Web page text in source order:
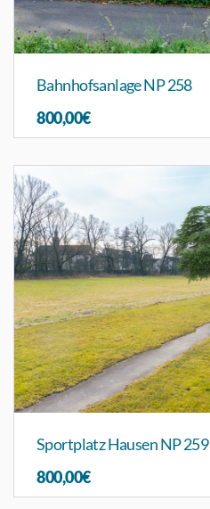
Bahnhofsanlage NP 258
800,00€
Sportplatz Hausen NP 259
800,00€